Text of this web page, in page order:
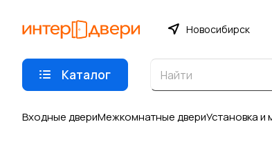
Новосибирск
Каталог
Входные двериМежкомнатные двериУстановка и